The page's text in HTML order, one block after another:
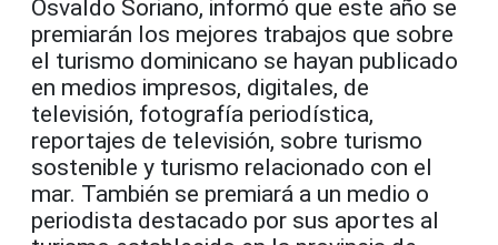
Osvaldo Soriano, informó que este año se
premiarán los mejores trabajos que sobre
el turismo dominicano se hayan publicado
en medios impresos, digitales, de
televisión, fotografía periodística,
reportajes de televisión, sobre turismo
sostenible y turismo relacionado con el
mar. También se premiará a un medio o
periodista destacado por sus aportes al